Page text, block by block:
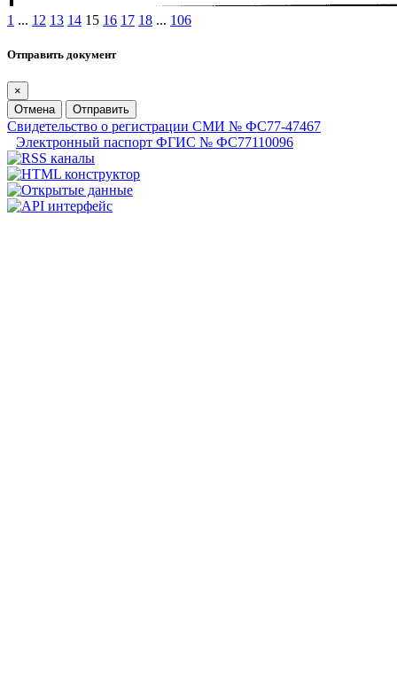
1 ... 12 13 14 15 16 17 18 ... 106
Отправить документ
×
Отмена
Отправить
Свидетельство о регистрации СМИ № ФС77-47467
Электронный паспорт ФГИС № ФС77110096